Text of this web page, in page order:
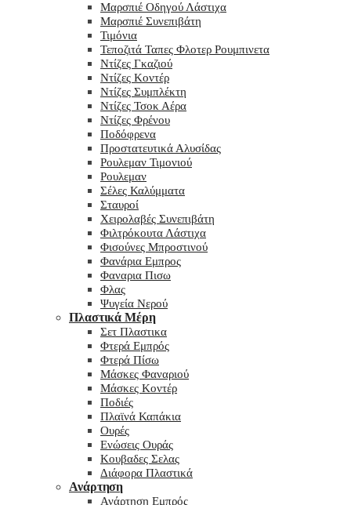
Μαρσπιέ Οδηγού Λάστιχα
Μαρσπιέ Συνεπιβάτη
Τιμόνια
Τεποζιτά Ταπες Φλοτερ Ρουμπινετα
Ντίζες Γκαζιού
Ντίζες Κοντέρ
Ντίζες Συμπλέκτη
Ντίζες Τσοκ Αέρα
Ντίζες Φρένου
Ποδόφρενα
Προστατευτικά Αλυσίδας
Ρουλεμαν Τιμονιού
Ρουλεμαν
Σέλες Καλύμματα
Σταυροί
Χειρολαβές Συνεπιβάτη
Φιλτρόκουτα Λάστιχα
Φισούνες Μπροστινού
Φανάρια Εμπρος
Φαναρια Πισω
Φλας
Ψυγεία Νερού
Πλαστικά Μέρη
Σετ Πλαστικα
Φτερά Εμπρός
Φτερά Πίσω
Μάσκες Φαναριού
Μάσκες Κοντέρ
Ποδιές
Πλαϊνά Καπάκια
Ουρές
Ενώσεις Ουράς
Κουβαδες Σελας
Διάφορα Πλαστικά
Ανάρτηση
Ανάρτηση Εμπρός